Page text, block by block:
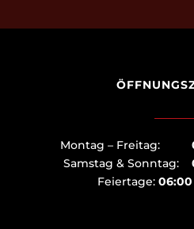
Montag – Freitag:
Samstag & Sonntag:
Feiertage: 06:00